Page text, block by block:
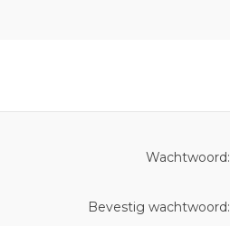
Wachtwoord:
Bevestig wachtwoord: